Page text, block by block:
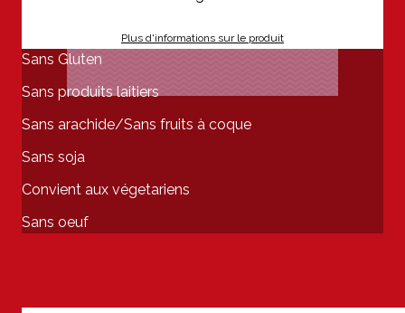
Plus d'informations sur le produit
Sans Gluten
Sans produits laitiers
Sans arachide/Sans fruits à coque
Sans soja
Convient aux végetariens
Sans oeuf